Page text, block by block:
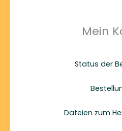
Mein
Status der
Dateien zum